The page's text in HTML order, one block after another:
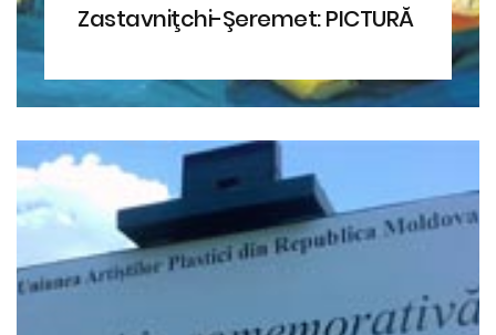
Zastavniţchi-Şeremet: PICTURĂ